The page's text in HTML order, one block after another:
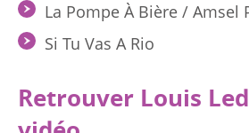
La Pompe À Bière / Amsel
Si Tu Vas A Rio
Retrouver Louis